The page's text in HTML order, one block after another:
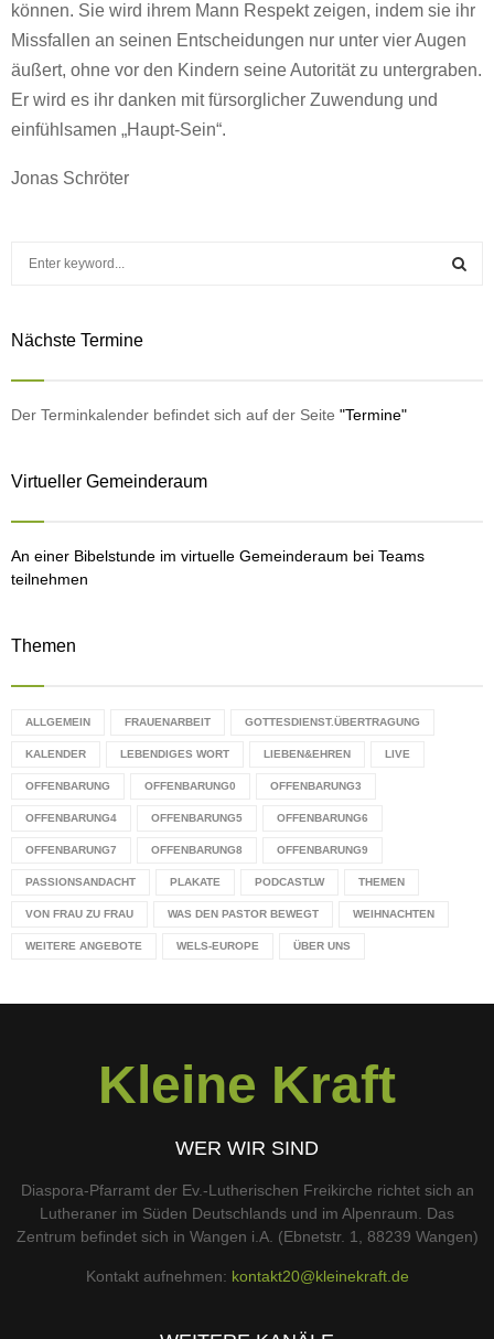
können. Sie wird ihrem Mann Respekt zeigen, indem sie ihr
Missfallen an seinen Entscheidungen nur unter vier Augen
äußert, ohne vor den Kindern seine Autorität zu untergraben.
Er wird es ihr danken mit fürsorglicher Zuwendung und
einfühlsamen „Haupt-Sein“.
Jonas Schröter
c
o
Nächste Termine
Der Terminkalender befindet sich auf der Seite "Termine"
Virtueller Gemeinderaum
An einer Bibelstunde im virtuelle Gemeinderaum bei Teams
teilnehmen
Themen
ALLGEMEIN FRAUENARBEIT GOTTESDIENST.ÜBERTRAGUNG
KALENDER LEBENDIGES WORT LIEBEN&EHREN LIVE
OFFENBARUNG OFFENBARUNG0 OFFENBARUNG3
OFFENBARUNG4 OFFENBARUNG5 OFFENBARUNG6
OFFENBARUNG7 OFFENBARUNG8 OFFENBARUNG9
PASSIONSANDACHT PLAKATE PODCASTLW THEMEN
VON FRAU ZU FRAU WAS DEN PASTOR BEWEGT WEIHNACHTEN
WEITERE ANGEBOTE WELS-EUROPE ÜBER UNS
Kleine Kraft
WER WIR SIND
Diaspora-Pfarramt der Ev.-Lutherischen Freikirche richtet sich an
Lutheraner im Süden Deutschlands und im Alpenraum. Das
Zentrum befindet sich in Wangen i.A. (Ebnetstr. 1, 88239 Wangen)
Kontakt aufnehmen: kontakt20@kleinekraft.de